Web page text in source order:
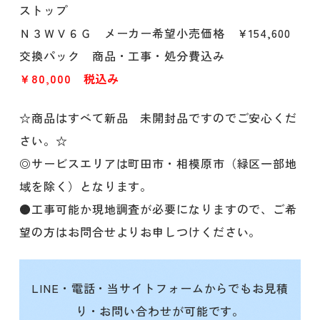
ストップ
Ｎ３ＷＶ６Ｇ メーカー希望小売価格 ￥154,600
交換パック 商品・工事・処分費込み
￥80,000 税込み
☆商品はすべて新品 未開封品ですのでご安心くだ
さい。☆
◎サービスエリアは町田市・相模原市（緑区一部地
域を除く）となります。
●工事可能か現地調査が必要になりますので、ご希
望の方はお問合せよりお申しつけください。
LINE・電話・当サイトフォームからでもお見積
り・お問い合わせが可能です。